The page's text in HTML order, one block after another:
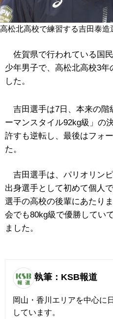
高松北高校で練習する吉田泰造
佐賀県で行われている国
少年男子で、高松北高校3年
した。
吉田選手は7日、本来の階
ーマンスタイル92kg級」の
許すも逆転し、最後はフォ
た。
吉田選手は、パリオリン
出身選手として初めて個人
選手の高校の後輩にあたり
会でも80kg級で優勝してい
ました。
執筆：KSB報道
岡山・香川エリアを中心に
しています。